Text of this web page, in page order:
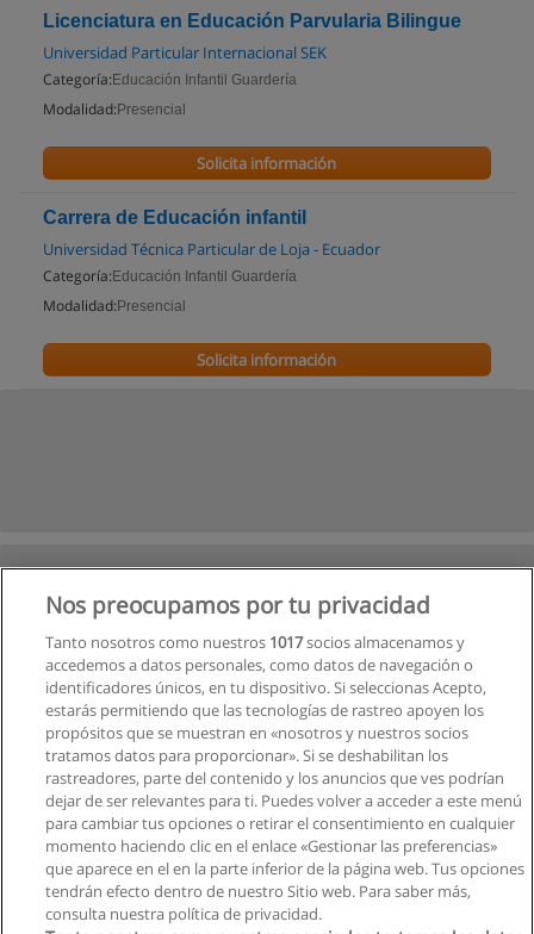
Licenciatura en Educación Parvularia Bilingue
Universidad Particular Internacional SEK
Categoría: Educación Infantil Guardería
Modalidad: Presencial
Solicita información
Carrera de Educación infantil
Universidad Técnica Particular de Loja - Ecuador
Categoría: Educación Infantil Guardería
Modalidad: Presencial
Solicita información
Siguiente
Nos preocupamos por tu privacidad
Tanto nosotros como nuestros 1017socios almacenamos y
accedemos a datos personales, como datos de navegación o
identificadores únicos, en tu dispositivo. Si seleccionas Acepto,
estarás permitiendo que las tecnologías de rastreo apoyen los
propósitos que se muestran en «nosotros y nuestros socios
tratamos datos para proporcionar». Si se deshabilitan los
rastreadores, parte del contenido y los anuncios que ves podrían
dejar de ser relevantes para ti. Puedes volver a acceder a este menú
para cambiar tus opciones o retirar el consentimiento en cualquier
momento haciendo clic en el enlace «Gestionar las preferencias»
que aparece en el en la parte inferior de la página web. Tus opciones
tendrán efecto dentro de nuestro Sitio web. Para saber más,
consulta nuestra política de privacidad.